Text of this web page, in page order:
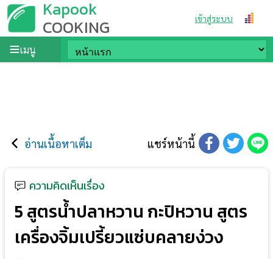
Kapook
COOKING เข้าสู่ระบบ
เมนู
อ่านเนื้อหาเต็ม แชร์หน้านี้
ความคิดเห็นเรื่อง
5 สูตรน้ำปลาหวาน กะปิหวาน สูตร
เครื่องจิ้มเปรี้ยวแซ่บคลายง่วง